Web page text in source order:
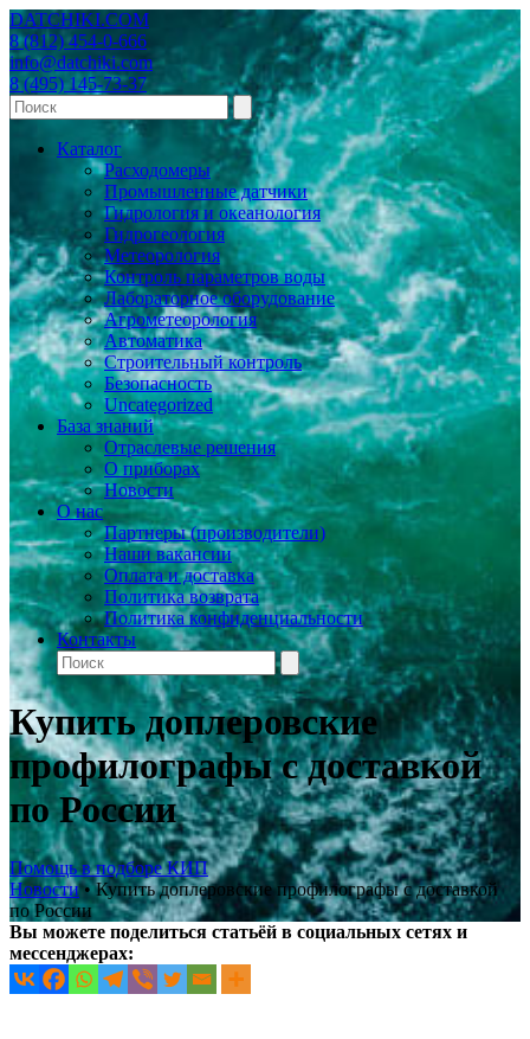
DATCHIKI.COM
8 (812) 454-0-666
info@datchiki.com
8 (495) 145-73-37
Каталог
Расходомеры
Промышленные датчики
Гидрология и океанология
Гидрогеология
Метеорология
Контроль параметров воды
Лабораторное оборудование
Агрометеорология
Автоматика
Строительный контроль
Безопасность
Uncategorized
База знаний
Отраслевые решения
О приборах
Новости
О нас
Партнеры (производители)
Наши вакансии
Оплата и доставка
Политика возврата
Политика конфиденциальности
Контакты
Купить доплеровские
профилографы с доставкой
по России
Помощь в подборе КИП
Новости•Купить доплеровские профилографы с доставкой
по России
Вы можете поделиться статьёй в социальных сетях и
мессенджерах: